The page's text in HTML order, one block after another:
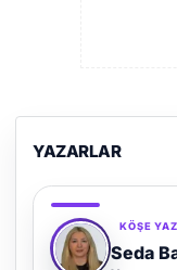
YAZARLAR
KÖŞE
Adem